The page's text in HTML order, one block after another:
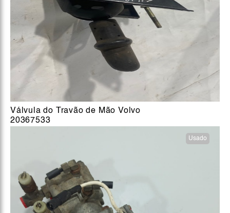
Válvula do Travão de Mão Volvo
20367533
Usado